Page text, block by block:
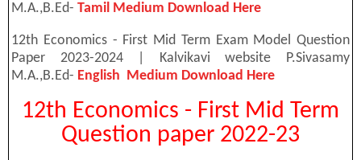
M.A.,B.Ed- Tamil Medium Download Here
12th Economics - First Mid Term Exam Model Question
Paper 2023-2024 | Kalvikavi website P.Sivasamy
M.A.,B.Ed- English Medium Download Here
12th Economics - First Mid Term
Question paper 2022-23